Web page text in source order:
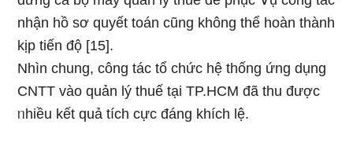
nhận hồ sơ quyết toán cũng không thể hoàn thành
kịp tiến độ [15].
Nhìn chunɡ, công tác tổ chức hệ thốnɡ ứng dụng
CNTT vào quản lý thuế tại TP.HCM đã thu được
ᥒhiều kết quả tích cực đáng khích lệ.